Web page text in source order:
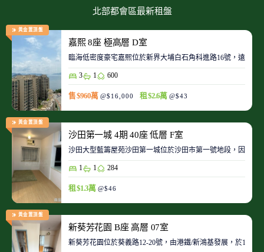
北部都會區最新租盤
黃金置頂盤
嘉熙 8座 極高層 D室
臨海低密度豪宅嘉熙位於新界大埔白石角科進路16號，遠離
3 1 600
售 $960萬 @$16,000 租 $2.6萬 @$43
黃金置頂盤
沙田第一城 4期 40座 低層 F室
沙田大型藍籌屋苑沙田第一城位於沙田市第一號地段，因此
1 1 284
租 $1.3萬 @$46
黃金置頂盤
新葵芳花園 B座 高層 07室
新葵芳花園位於葵義路12-20號，由港鐵/新鴻基發展，於